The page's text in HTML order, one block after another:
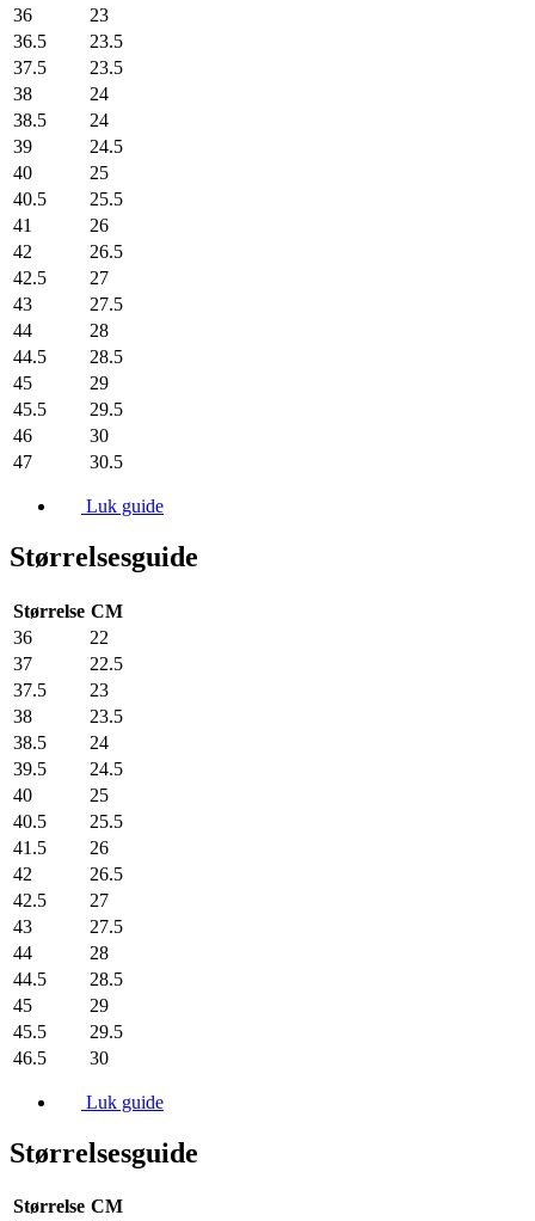
36
23
36.5
23.5
37.5
23.5
38
24
38.5
24
39
24.5
40
25
40.5
25.5
41
26
42
26.5
42.5
27
43
27.5
44
28
44.5
28.5
45
29
45.5
29.5
46
30
47
30.5
Luk guide
Størrelsesguide
Størrelse CM
36
22
37
22.5
37.5
23
38
23.5
38.5
24
39.5
24.5
40
25
40.5
25.5
41.5
26
42
26.5
42.5
27
43
27.5
44
28
44.5
28.5
45
29
45.5
29.5
46.5
30
Luk guide
Størrelsesguide
Størrelse CM